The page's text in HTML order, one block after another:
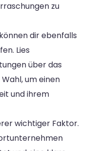
zu
dir ebenfalls
Lies
über das
um einen
und ihrem
wichtiger Faktor.